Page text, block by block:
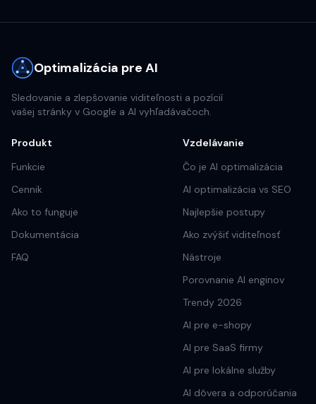
Optimalizácia pre AI
Sledovanie a zlepšovanie viditeľnosti a pozícií
vašej stránky v Google a AI vyhľadávačoch.
Produkt
Funkcie
Cennik
Ako to funguje
Dokumentácia
FAQ
Vzdelávanie
Čo je AI optimalizácia
AI optimalizácia vs SEO
Najlepšie postupy
Ako zvýšiť viditeľnosť
Nástroje
Porovnanie AI enginov
Trendy 2026
AI pre e-shopy
AI pre SaaS firmy
AI pre lokálne služby
AI dôvera a odporúčania